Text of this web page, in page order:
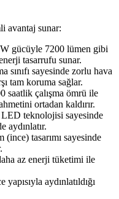
avantaj sunar:
gücüyle 7200 lümen gibi
tasarrufu sunar.
sınıfı sayesinde zorlu hava
tam koruma sağlar.
saatlik çalışma ömrü ile
ortadan kaldırır.
teknolojisi sayesinde
aydınlatır.
(ince) tasarımı sayesinde
az enerji tüketimi ile
aydınlatıldığı